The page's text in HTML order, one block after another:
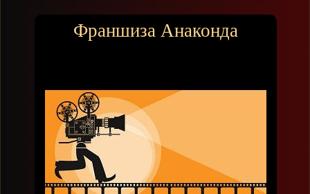
Франшиза Анаконда